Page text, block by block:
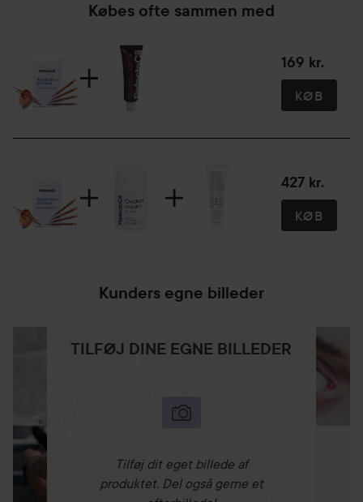
Købes ofte sammen med
169 kr.
KØB
427 kr.
KØB
Kunders egne billeder
TILFØJ DINE EGNE BILLEDER
Tilføj dit eget billede af
produktet. Del også gerne et